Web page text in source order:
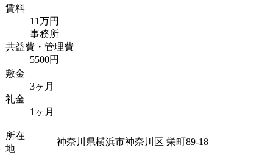
賃料
11万円
事務所
共益費・管理費
5500円
敷金
3ヶ月
礼金
1ヶ月
所在
地
神奈川県横浜市神奈川区 栄町89-18